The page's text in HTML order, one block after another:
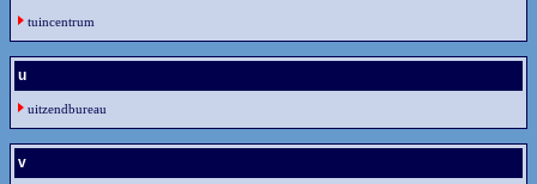
tuincentrum
u
uitzendbureau
v